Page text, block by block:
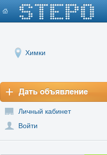
Химки
Личный кабинет
Войти